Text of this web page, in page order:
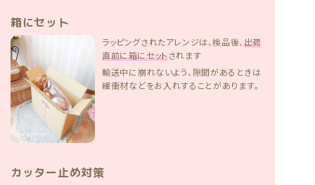
箱にセット
ラッピングされたアレンジは、検品後、 出荷
直前に箱にセットされます
輸送中に崩れないよう、隙間があるときは
緩衝材などをお入れすることがあります。
カッター止め対策